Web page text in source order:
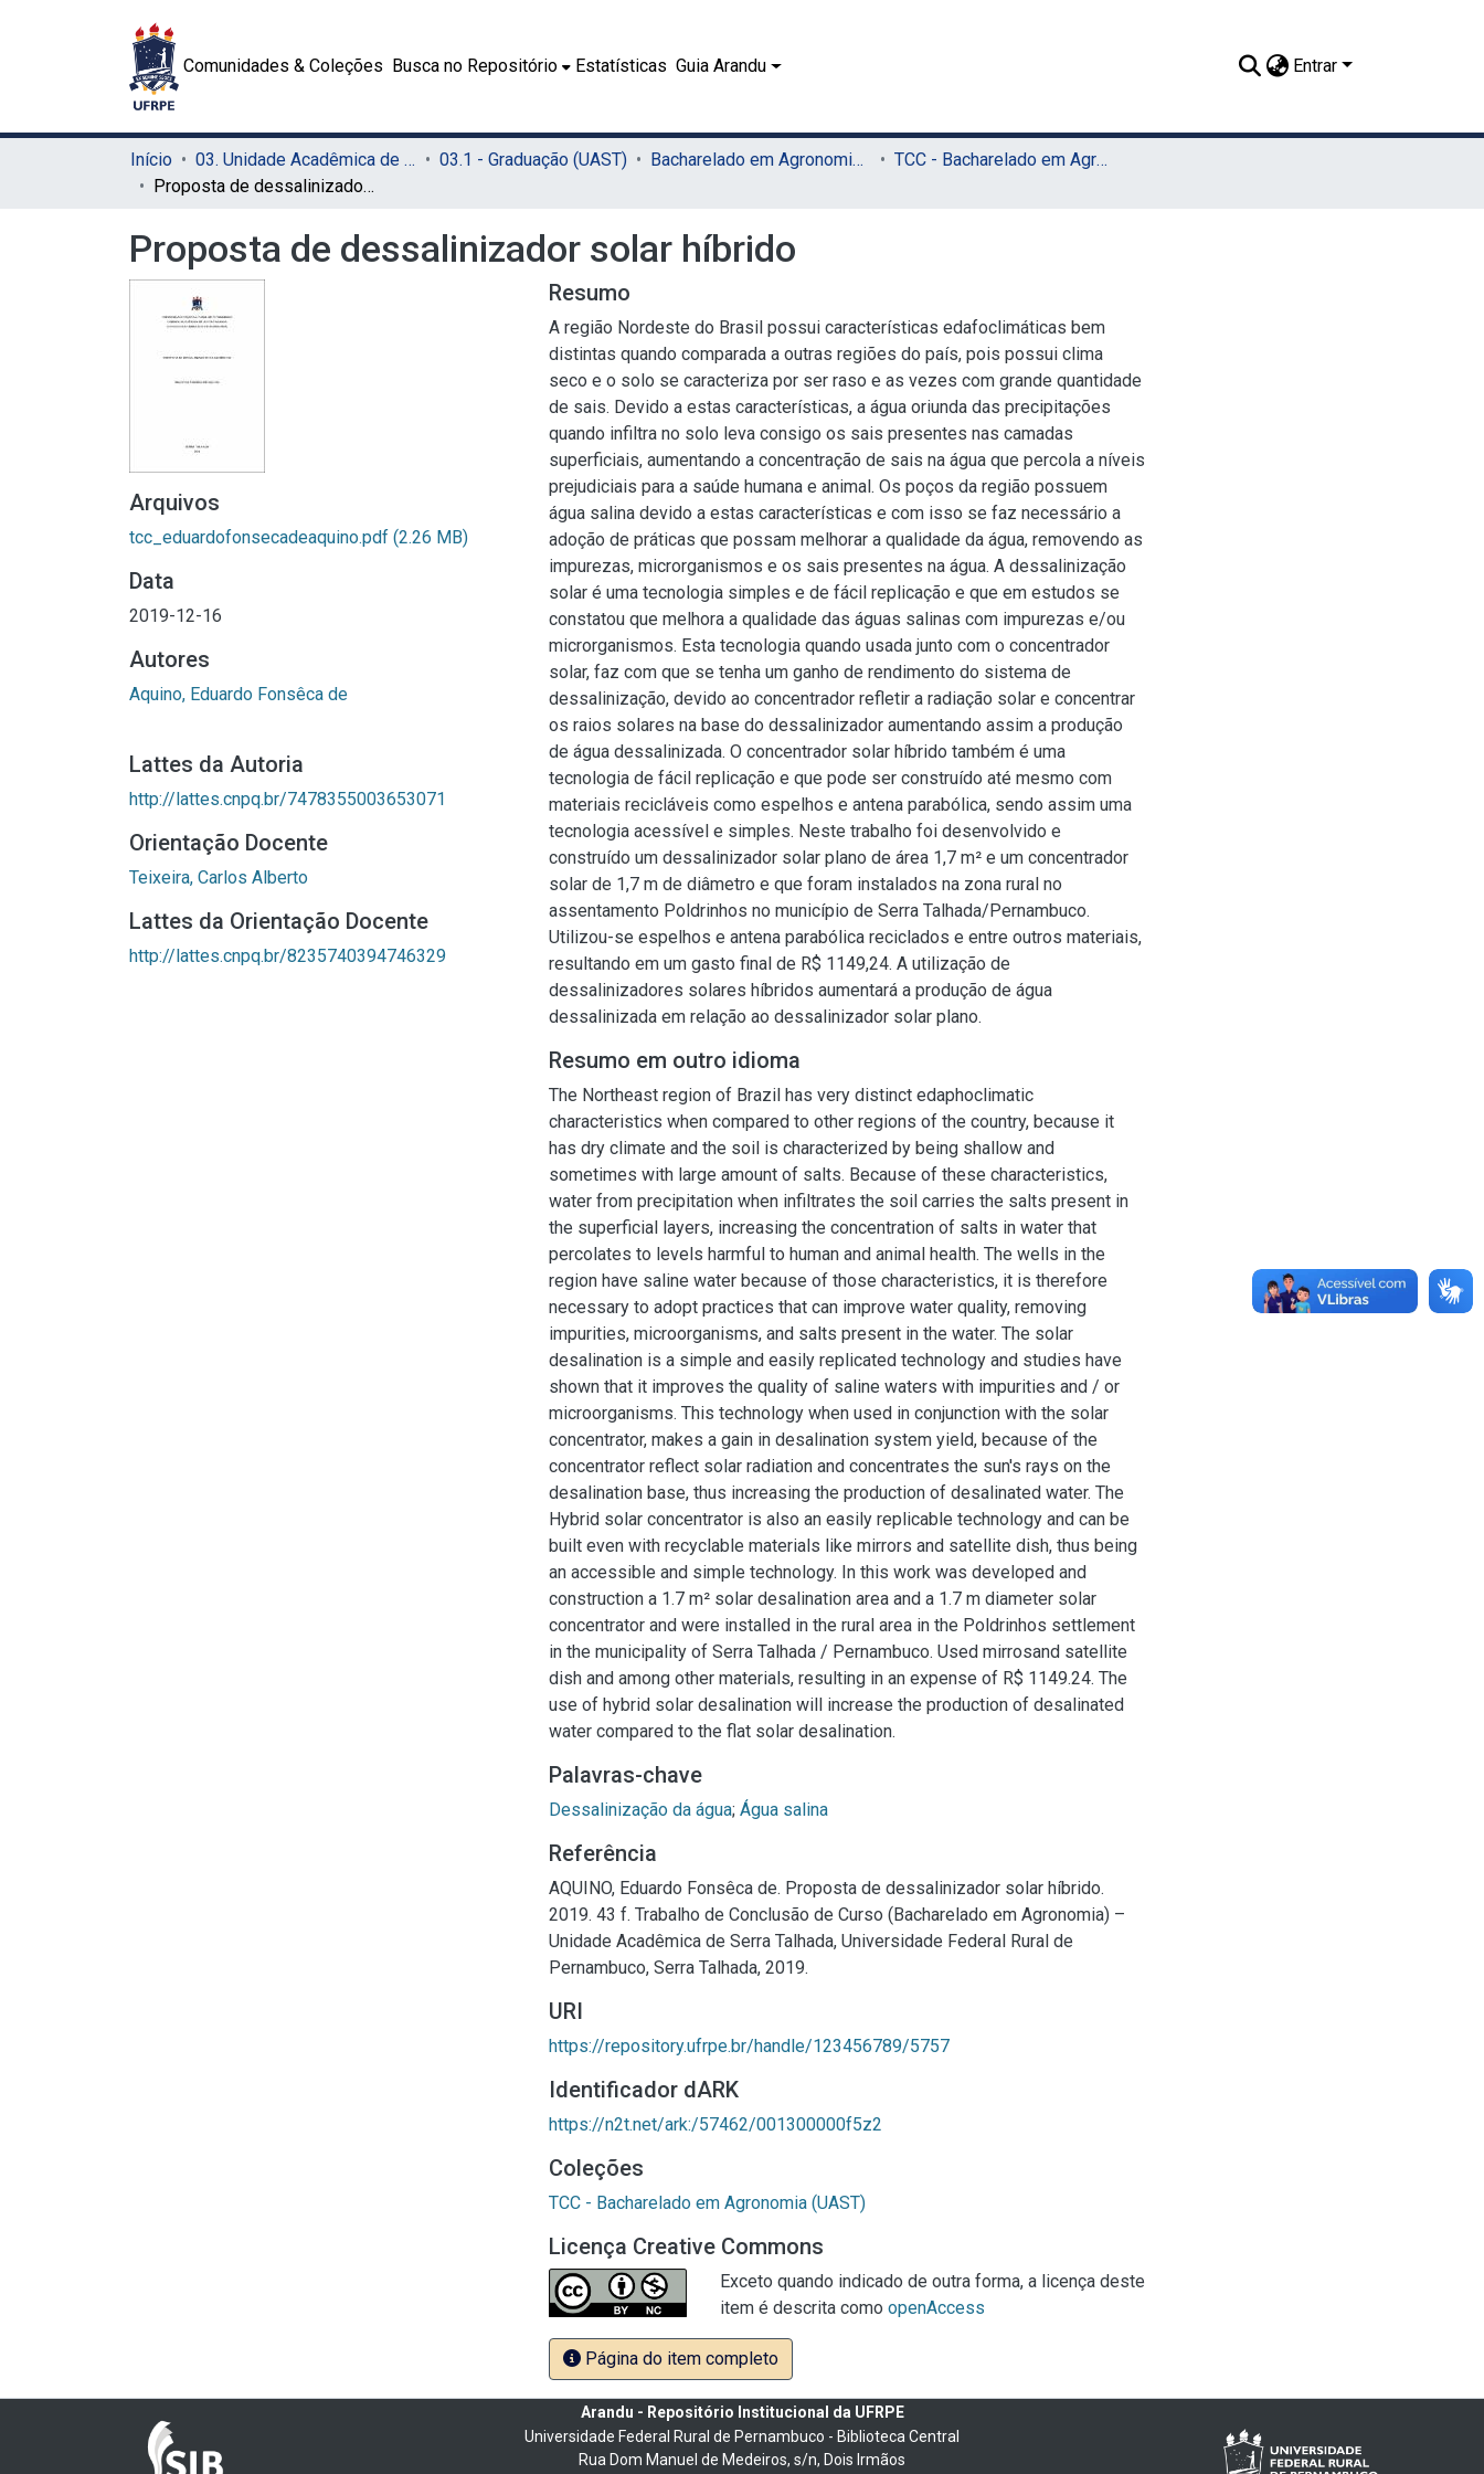
Comunidades & Coleções Busca no Repositório Estatísticas Guia Arandu Entrar
Início 03. Unidade Acadêmica de Serra Talhada (UAST) 03.1 - Graduação (UAST) Bacharelado em Agronomia (UAST)
TCC - Bacharelado em Agronomia (UAST)
Proposta de dessalinizador solar híbrido
Proposta de dessalinizador solar híbrido
Arquivos
tcc_eduardofonsecadeaquino.pdf (2.26 MB)
Data
2019-12-16
Autores
Aquino, Eduardo Fonsêca de
Lattes da Autoria
http://lattes.cnpq.br/7478355003653071
Orientação Docente
Teixeira, Carlos Alberto
Lattes da Orientação Docente
http://lattes.cnpq.br/8235740394746329
Resumo
A região Nordeste do Brasil possui características edafoclimáticas bem
distintas quando comparada a outras regiões do país, pois possui clima
seco e o solo se caracteriza por ser raso e as vezes com grande quantidade
de sais. Devido a estas características, a água oriunda das precipitações
quando infiltra no solo leva consigo os sais presentes nas camadas
superficiais, aumentando a concentração de sais na água que percola a níveis
prejudiciais para a saúde humana e animal. Os poços da região possuem
água salina devido a estas características e com isso se faz necessário a
adoção de práticas que possam melhorar a qualidade da água, removendo as
impurezas, microrganismos e os sais presentes na água. A dessalinização
solar é uma tecnologia simples e de fácil replicação e que em estudos se
constatou que melhora a qualidade das águas salinas com impurezas e/ou
microrganismos. Esta tecnologia quando usada junto com o concentrador
solar, faz com que se tenha um ganho de rendimento do sistema de
dessalinização, devido ao concentrador refletir a radiação solar e concentrar
os raios solares na base do dessalinizador aumentando assim a produção
de água dessalinizada. O concentrador solar híbrido também é uma
tecnologia de fácil replicação e que pode ser construído até mesmo com
materiais recicláveis como espelhos e antena parabólica, sendo assim uma
tecnologia acessível e simples. Neste trabalho foi desenvolvido e
construído um dessalinizador solar plano de área 1,7 m² e um concentrador
solar de 1,7 m de diâmetro e que foram instalados na zona rural no
assentamento Poldrinhos no município de Serra Talhada/Pernambuco.
Utilizou-se espelhos e antena parabólica reciclados e entre outros materiais,
resultando em um gasto final de R$ 1149,24. A utilização de
dessalinizadores solares híbridos aumentará a produção de água
dessalinizada em relação ao dessalinizador solar plano.
Resumo em outro idioma
The Northeast region of Brazil has very distinct edaphoclimatic
characteristics when compared to other regions of the country, because it
has dry climate and the soil is characterized by being shallow and
sometimes with large amount of salts. Because of these characteristics,
water from precipitation when infiltrates the soil carries the salts present in
the superficial layers, increasing the concentration of salts in water that
percolates to levels harmful to human and animal health. The wells in the
region have saline water because of those characteristics, it is therefore
necessary to adopt practices that can improve water quality, removing
impurities, microorganisms, and salts present in the water. The solar
desalination is a simple and easily replicated technology and studies have
shown that it improves the quality of saline waters with impurities and / or
microorganisms. This technology when used in conjunction with the solar
concentrator, makes a gain in desalination system yield, because of the
concentrator reflect solar radiation and concentrates the sun's rays on the
desalination base, thus increasing the production of desalinated water. The
Hybrid solar concentrator is also an easily replicable technology and can be
built even with recyclable materials like mirrors and satellite dish, thus being
an accessible and simple technology. In this work was developed and
construction a 1.7 m² solar desalination area and a 1.7 m diameter solar
concentrator and were installed in the rural area in the Poldrinhos settlement
in the municipality of Serra Talhada / Pernambuco. Used mirrosand satellite
dish and among other materials, resulting in an expense of R$ 1149.24. The
use of hybrid solar desalination will increase the production of desalinated
water compared to the flat solar desalination.
Palavras-chave
Dessalinização da água; Água salina
Referência
AQUINO, Eduardo Fonsêca de. Proposta de dessalinizador solar híbrido.
2019. 43 f. Trabalho de Conclusão de Curso (Bacharelado em Agronomia) –
Unidade Acadêmica de Serra Talhada, Universidade Federal Rural de
Pernambuco, Serra Talhada, 2019.
URI
https://repository.ufrpe.br/handle/123456789/5757
Identificador dARK
https://n2t.net/ark:/57462/001300000f5z2
Coleções
TCC - Bacharelado em Agronomia (UAST)
Licença Creative Commons
Exceto quando indicado de outra forma, a licença deste
item é descrita como openAccess
Página do item completo
Arandu - Repositório Institucional da UFRPE
Universidade Federal Rural de Pernambuco - Biblioteca Central
Rua Dom Manuel de Medeiros, s/n, Dois Irmãos